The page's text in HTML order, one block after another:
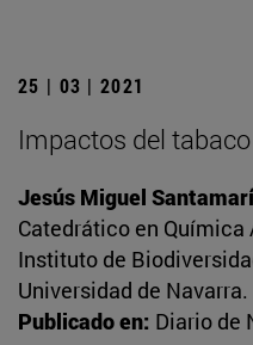
25 | 03 | 2021
Impactos del
Jesús Miguel
Catedrático en
Instituto de
Universidad de Navarra.
Publicado en: Diario de